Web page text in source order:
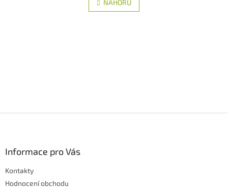
l
n
k
NAHORU
Informace pro Vás
Kontakty
Hodnocení obchodu